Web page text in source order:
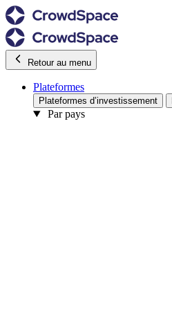
Retour au menu
Plateformes
Plateformes d’investissement
Par pays